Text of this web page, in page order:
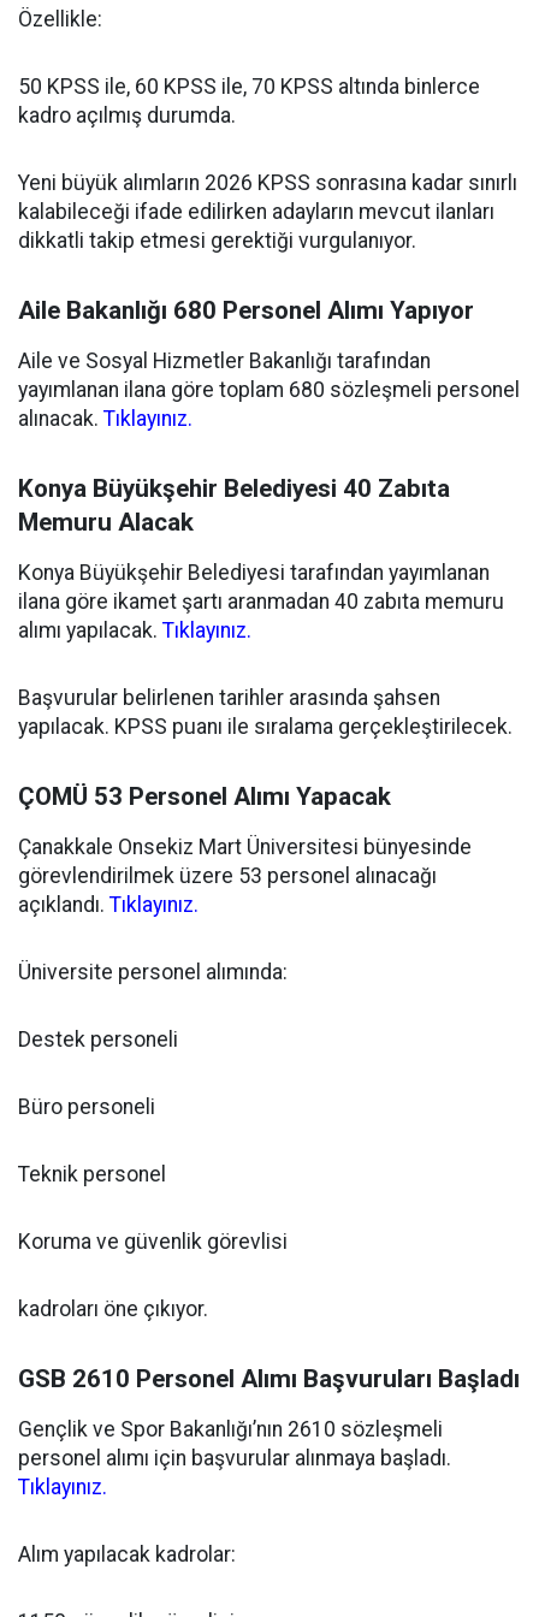
Özellikle:
50 KPSS ile, 60 KPSS ile, 70 KPSS altında binlerce
kadro açılmış durumda.
Yeni büyük alımların 2026 KPSS sonrasına kadar sınırlı
kalabileceği ifade edilirken adayların mevcut ilanları
dikkatli takip etmesi gerektiği vurgulanıyor.
Aile Bakanlığı 680 Personel Alımı Yapıyor
Aile ve Sosyal Hizmetler Bakanlığı tarafından
yayımlanan ilana göre toplam 680 sözleşmeli personel
alınacak. Tıklayınız.
Konya Büyükşehir Belediyesi 40 Zabıta
Memuru Alacak
Konya Büyükşehir Belediyesi tarafından yayımlanan
ilana göre ikamet şartı aranmadan 40 zabıta memuru
alımı yapılacak. Tıklayınız.
Başvurular belirlenen tarihler arasında şahsen
yapılacak. KPSS puanı ile sıralama gerçekleştirilecek.
ÇOMÜ 53 Personel Alımı Yapacak
Çanakkale Onsekiz Mart Üniversitesi bünyesinde
görevlendirilmek üzere 53 personel alınacağı
açıklandı. Tıklayınız.
Üniversite personel alımında:
Destek personeli
Büro personeli
Teknik personel
Koruma ve güvenlik görevlisi
kadroları öne çıkıyor.
GSB 2610 Personel Alımı Başvuruları Başladı
Gençlik ve Spor Bakanlığı’nın 2610 sözleşmeli
personel alımı için başvurular alınmaya başladı.
Tıklayınız.
Alım yapılacak kadrolar: